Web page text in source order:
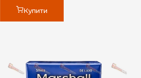
Купити